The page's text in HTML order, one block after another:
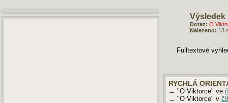
Výsledek
Dotaz: O
Nalezeno: 13
Fulltextové
RYCHLÁ
→ "O Viktorce" ve
→ "O Viktorce" v